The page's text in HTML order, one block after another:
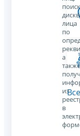
лица
по
а
также
из
в